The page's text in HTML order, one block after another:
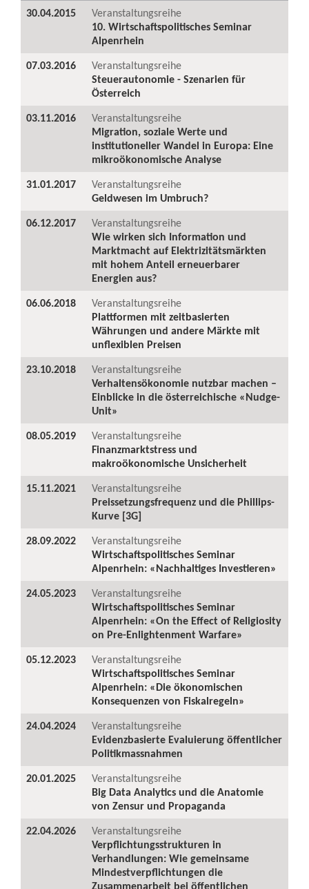
30.04.2015
Veranstaltungsreihe
10. Wirtschaftspolitisches Seminar
Alpenrhein
07.03.2016
Veranstaltungsreihe
Steuerautonomie - Szenarien für
Österreich
03.11.2016
Veranstaltungsreihe
Migration, soziale Werte und
institutioneller Wandel in Europa: Eine
mikroökonomische Analyse
31.01.2017
Veranstaltungsreihe
Geldwesen im Umbruch?
06.12.2017
Veranstaltungsreihe
Wie wirken sich Information und
Marktmacht auf Elektrizitätsmärkten
mit hohem Anteil erneuerbarer
Energien aus?
06.06.2018
Veranstaltungsreihe
Plattformen mit zeitbasierten
Währungen und andere Märkte mit
unflexiblen Preisen
23.10.2018
Veranstaltungsreihe
Verhaltensökonomie nutzbar machen –
Einblicke in die österreichische «Nudge-
Unit»
08.05.2019
Veranstaltungsreihe
Finanzmarktstress und
makroökonomische Unsicherheit
15.11.2021
Veranstaltungsreihe
Preissetzungsfrequenz und die Phillips-
Kurve [3G]
28.09.2022
Veranstaltungsreihe
Wirtschaftspolitisches Seminar
Alpenrhein: «Nachhaltiges Investieren»
24.05.2023
Veranstaltungsreihe
Wirtschaftspolitisches Seminar
Alpenrhein: «On the Effect of Religiosity
on Pre-Enlightenment Warfare»
05.12.2023
Veranstaltungsreihe
Wirtschaftspolitisches Seminar
Alpenrhein: «Die ökonomischen
Konsequenzen von Fiskalregeln»
24.04.2024
Veranstaltungsreihe
Evidenzbasierte Evaluierung öffentlicher
Politikmassnahmen
20.01.2025
Veranstaltungsreihe
Big Data Analytics und die Anatomie
von Zensur und Propaganda
22.04.2026
Veranstaltungsreihe
Verpflichtungsstrukturen in
Verhandlungen: Wie gemeinsame
Mindestverpflichtungen die
Zusammenarbeit bei öffentlichen